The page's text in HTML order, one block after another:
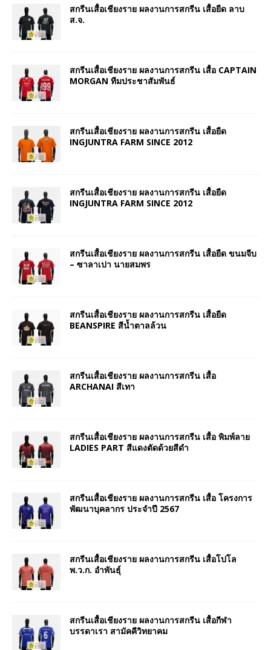
สกรีนเสื้อเชียงราย ผลงานการสกรีน เสื้อยืด ลาบ
ส.จ.
สกรีนเสื้อเชียงราย ผลงานการสกรีน เสื้อ CAPTAIN
MORGAN ทีมประชาสัมพันธ์
สกรีนเสื้อเชียงราย ผลงานการสกรีน เสื้อยืด
INGJUNTRA FARM SINCE 2012
สกรีนเสื้อเชียงราย ผลงานการสกรีน เสื้อยืด
INGJUNTRA FARM SINCE 2012
สกรีนเสื้อเชียงราย ผลงานการสกรีน เสื้อยืด ขนมจีบ
– ซาลาเปา นายสมพร
สกรีนเสื้อเชียงราย ผลงานการสกรีน เสื้อยืด
BEANSPIRE สีน้ำตาลล้วน
สกรีนเสื้อเชียงราย ผลงานการสกรีน เสื้อ
ARCHANAI สีเทา
สกรีนเสื้อเชียงราย ผลงานการสกรีน เสื้อ พิมพ์ลาย
LADIES PART สีแดงตัดด้วยสีดำ
สกรีนเสื้อเชียงราย ผลงานการสกรีน เสื้อ โครงการ
พัฒนาบุคลากร ประจำปี 2567
สกรีนเสื้อเชียงราย ผลงานการสกรีน เสื้อโปโล
พ.ว.ก. อำพันธุ์
สกรีนเสื้อเชียงราย ผลงานการสกรีน เสื้อกีฬา
บรรดาเรา สามัคคีวิทยาคม